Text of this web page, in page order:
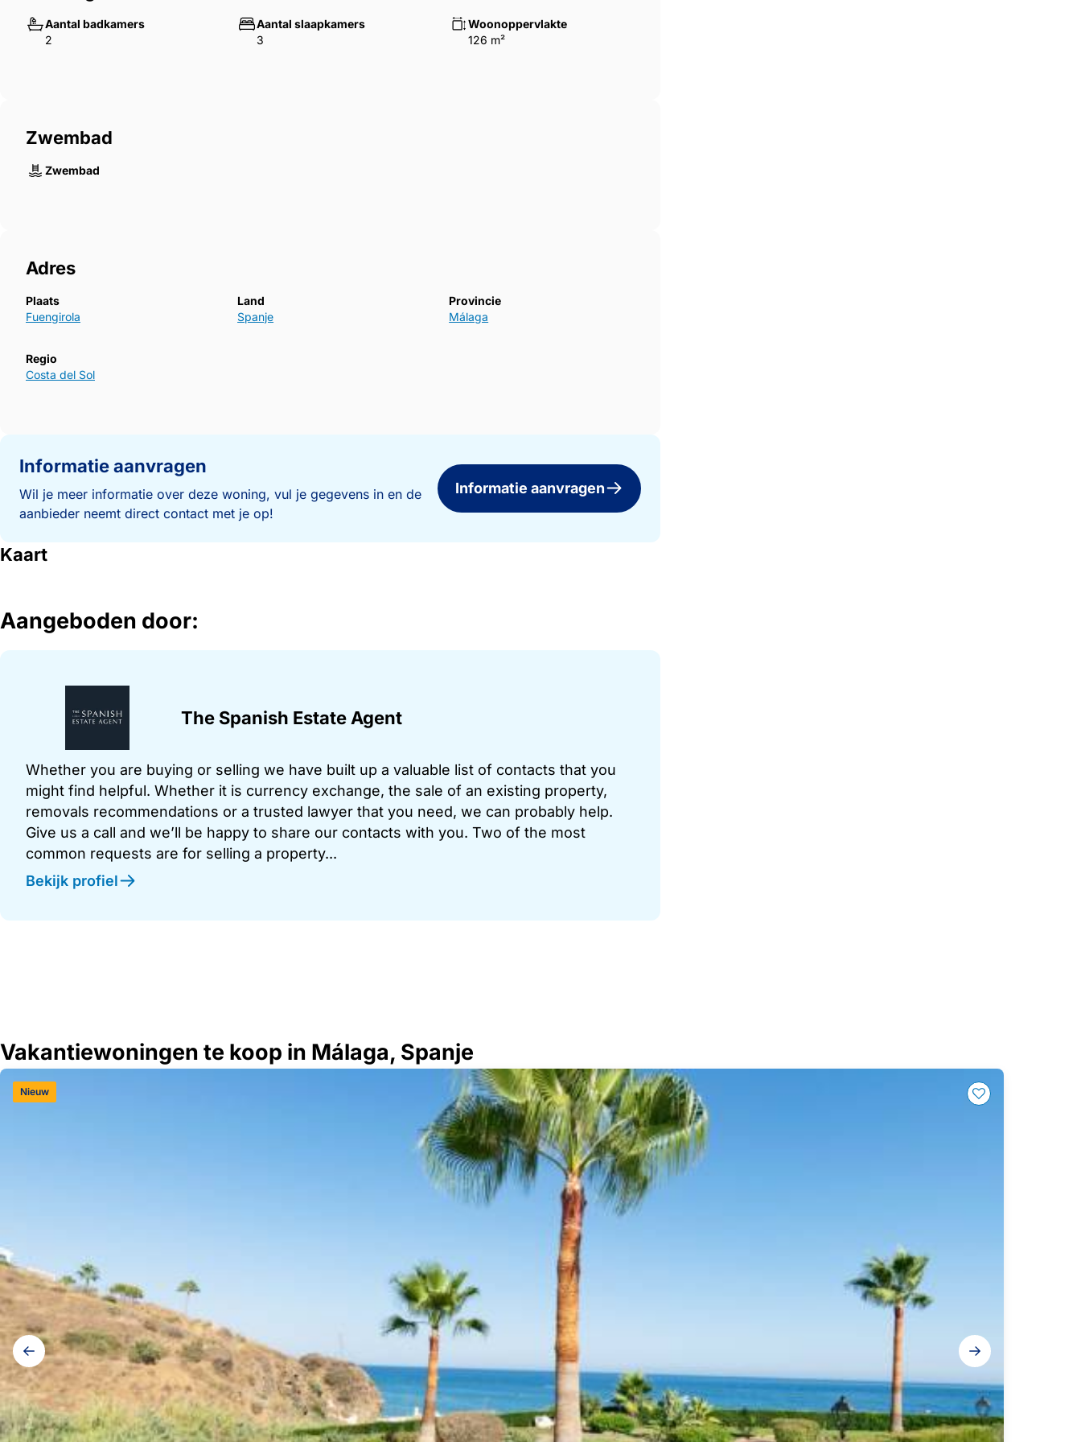
Aantal badkamers
2
Aantal slaapkamers
3
Woonoppervlakte
126 m²
Zwembad
Zwembad
Adres
Plaats
Fuengirola
Land
Spanje
Provincie
Málaga
Regio
Costa del Sol
Informatie aanvragen
Wil je meer informatie over deze woning, vul je gegevens in en de
aanbieder neemt direct contact met je op!
Informatie aanvragen
Kaart
Aangeboden door:
The Spanish Estate Agent
Whether you are buying or selling we have built up a valuable list of contacts that you
might find helpful. Whether it is currency exchange, the sale of an existing property,
removals recommendations or a trusted lawyer that you need, we can probably help.
Give us a call and we’ll be happy to share our contacts with you. Two of the most
common requests are for selling a property...
Bekijk profiel
Vakantiewoningen te koop in Málaga, Spanje
Galerij
navigatie
Nieuw